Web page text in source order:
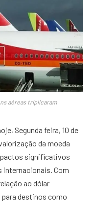
aéreas triplicaram
Segunda feira, 10 de
da moeda
significativos
internacionais. Com
ao dólar
destinos como